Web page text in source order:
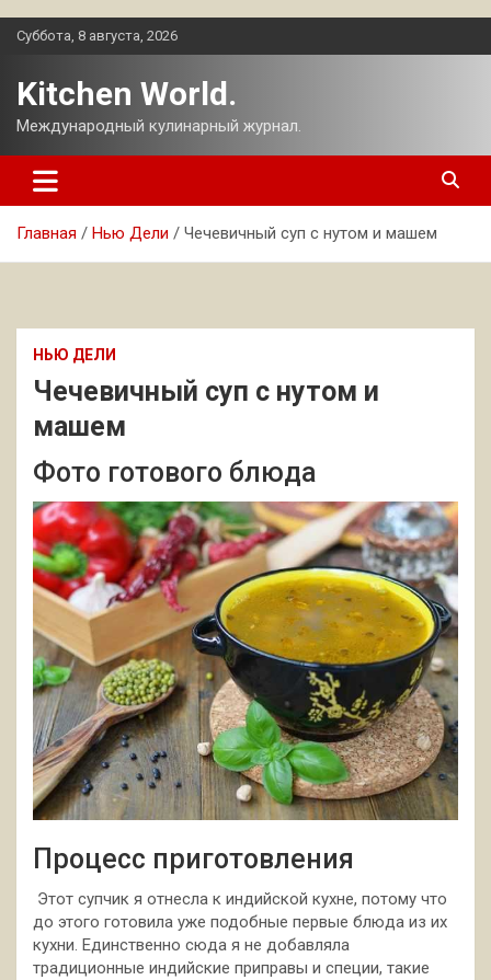
Перейти
Суббота, 8 августа, 2026
Kitchen World.
Международный кулинарный журнал.
Главная Нью Дели Чечевичный суп с нутом и машем
НЬЮ ДЕЛИ
Чечевичный суп с нутом и
машем
Фото готового блюда
Процесс приготовления
Этот супчик я отнесла к индийской кухне, потому что
до этого готовила уже подобные первые блюда из их
кухни. Единственно сюда я не добавляла
традиционные индийские приправы и специи, такие